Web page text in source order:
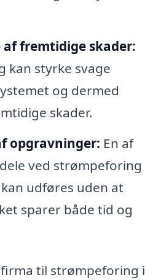
af fremtidige skader:
kan styrke svage
og dermed
skader.
opgravninger: En af
ved strømpeforing
udføres uden at
sparer både tid og
til strømpeforing i